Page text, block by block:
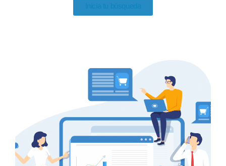
Inicia tu búsqueda